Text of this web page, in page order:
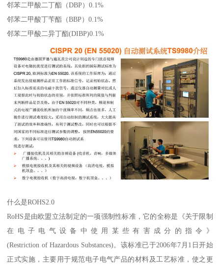
邻苯二甲酸二丁酯（DBP）0.1%
邻苯二甲酸丁苄酯（BBP）0.1%
邻苯二甲酸二异丁酯(DIBP)0.1%
什么是ROHS2.0
RoHS是由欧盟立法制定的一项强制性标准，它的全称是《关于限制
在电子电气设备中使用某些有害成分的指令》
(Restriction of Hazardous Substances)。该标准已于2006年7月1日开始
正式实施，主要用于规范电子电气产品的材料及工艺标准，使之更